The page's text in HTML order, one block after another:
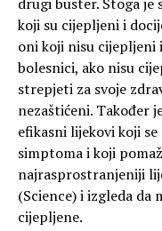
koji su cijepljeni i
oni koji nisu
bolesnici, ako nisu
strepjeti za svoje
nezaštićeni. Također
efikasni lijekovi koji
simptoma i koji
najrasprostranjeniji
(Science) i izgleda da
cijepljene.